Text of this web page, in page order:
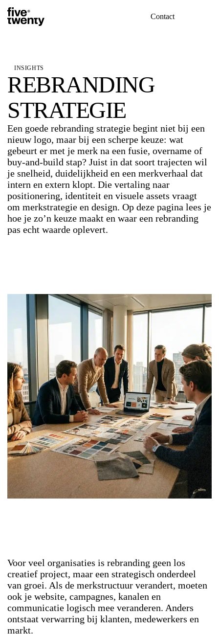
Contact
INSIGHTS
REBRANDING
STRATEGIE
Een goede rebranding strategie begint niet bij een
nieuw logo, maar bij een scherpe keuze: wat
gebeurt er met je merk na een fusie, overname of
buy-and-build stap? Juist in dat soort trajecten wil
je snelheid, duidelijkheid en een merkverhaal dat
intern en extern klopt. Die vertaling naar
positionering, identiteit en visuele assets vraagt
om merkstrategie en design. Op deze pagina lees je
hoe je zo’n keuze maakt en waar een rebranding
pas echt waarde oplevert.
Voor veel organisaties is rebranding geen los
creatief project, maar een strategisch onderdeel
van groei. Als de merkstructuur verandert, moeten
ook je website, campagnes, kanalen en
communicatie logisch mee veranderen. Anders
ontstaat verwarring bij klanten, medewerkers en
markt.